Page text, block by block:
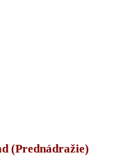
(Prednádražie)